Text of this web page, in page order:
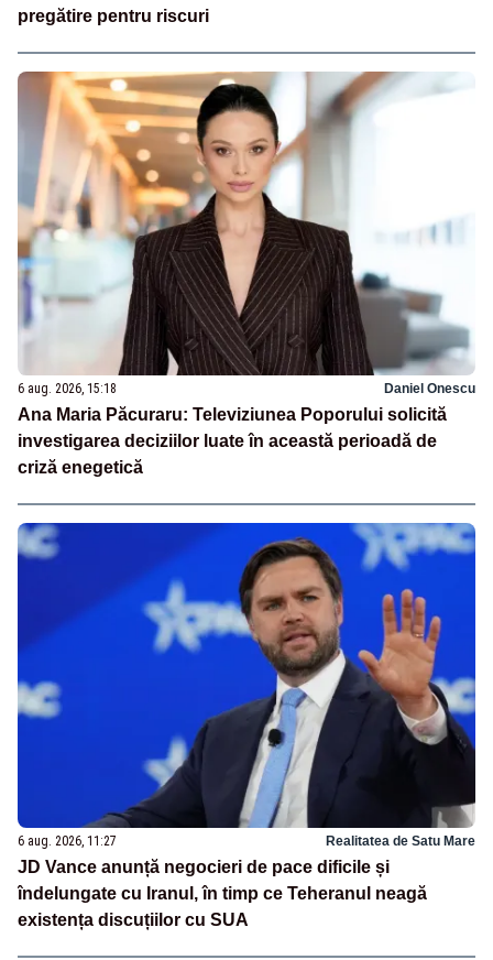
pregătire pentru riscuri
6 aug. 2026, 15:18 Daniel Onescu
Ana Maria Păcuraru: Televiziunea Poporului solicită
investigarea deciziilor luate în această perioadă de
criză enegetică
6 aug. 2026, 11:27 Realitatea de Satu Mare
JD Vance anunță negocieri de pace dificile și
îndelungate cu Iranul, în timp ce Teheranul neagă
existența discuțiilor cu SUA